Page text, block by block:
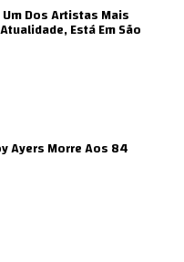
Dos Artistas Mais
Está Em São
Ayers Morre Aos 84